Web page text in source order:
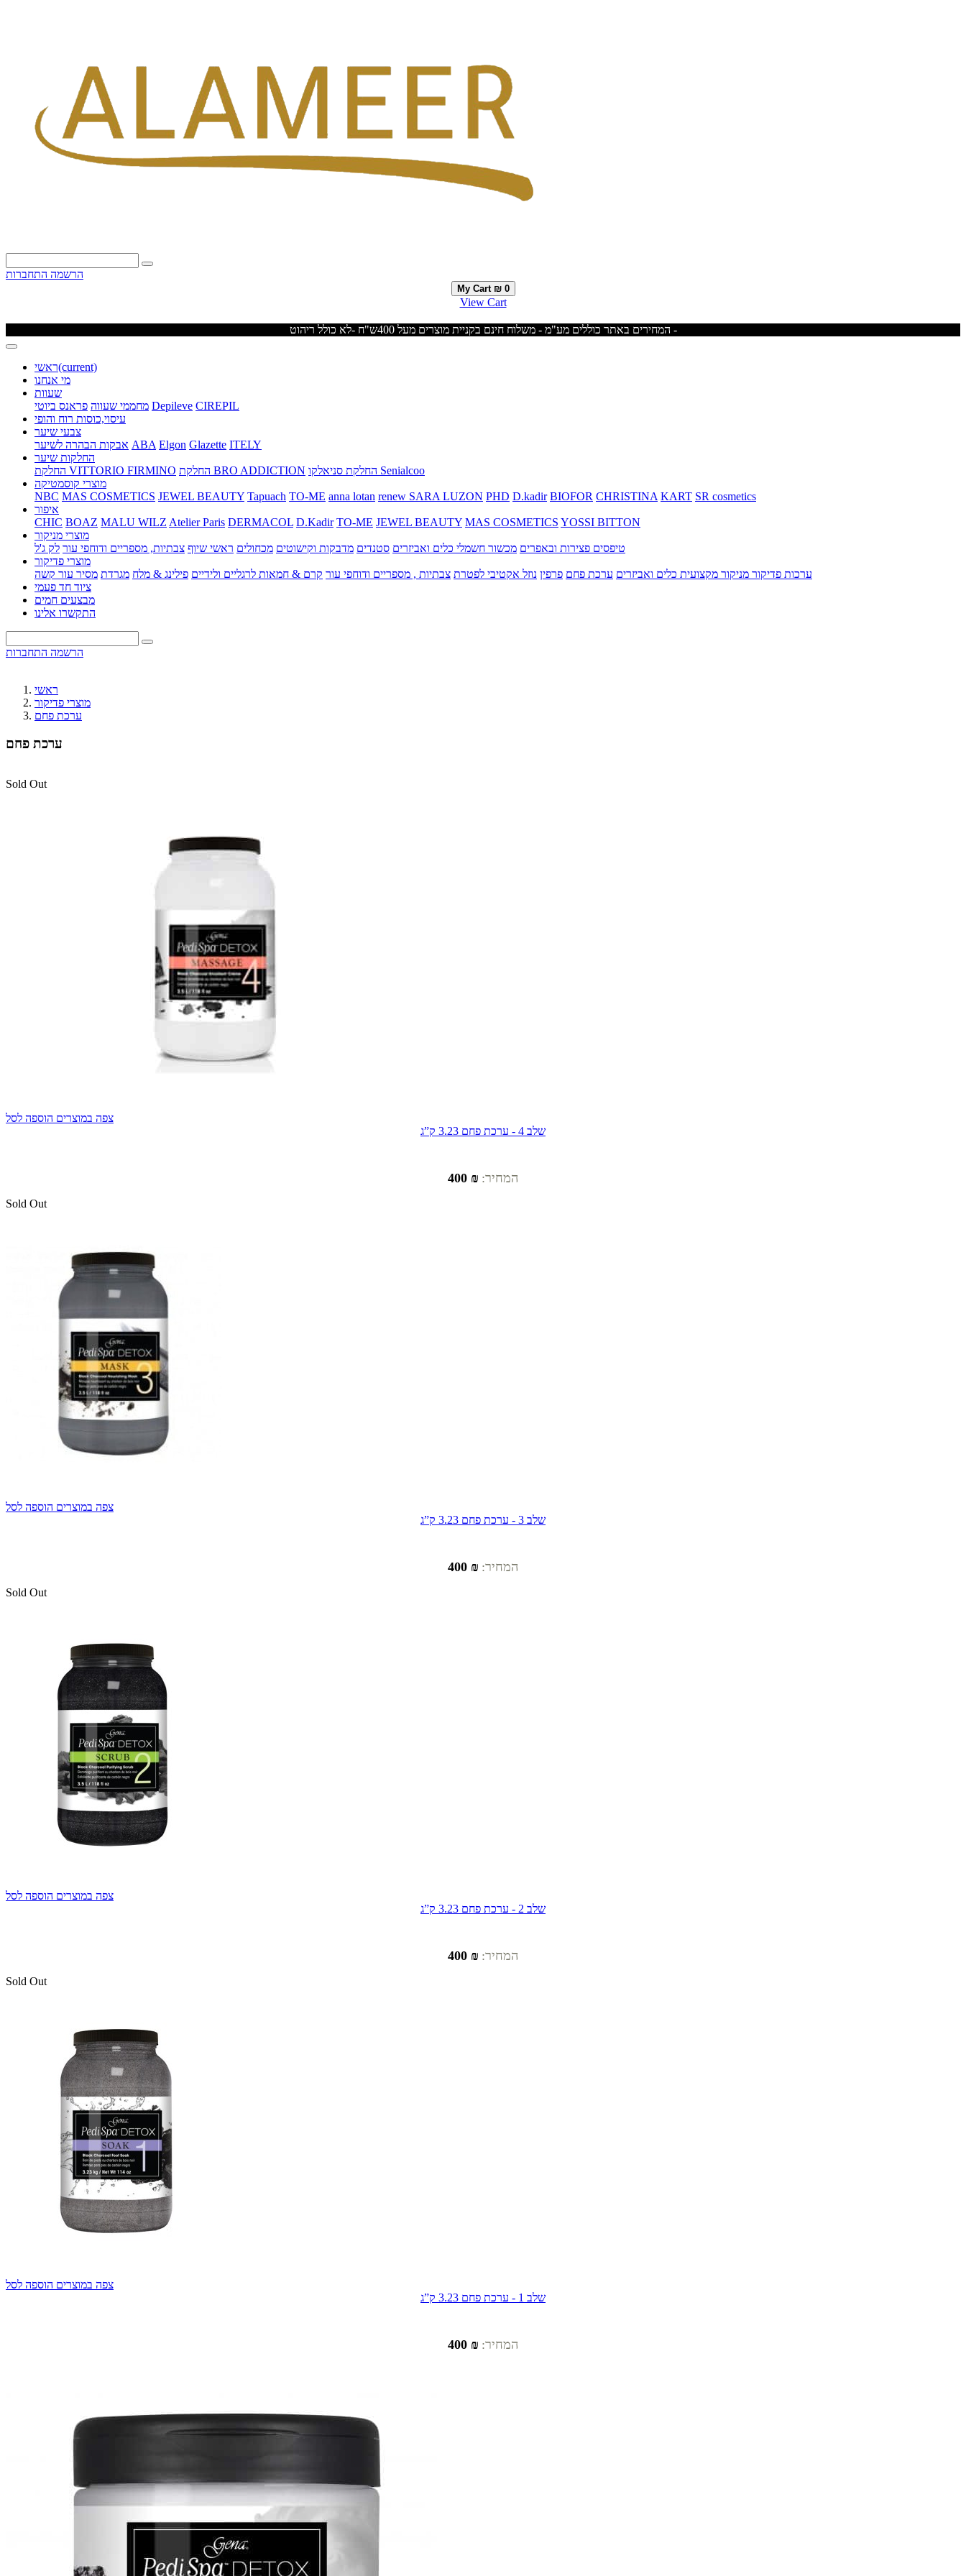
הרשמה התחברות
My Cart ₪ 0
View Cart
המחירים באתר כוללים מע"מ - משלוח חינם בקניית מוצרים מעל 400ש"ח -לא כולל ריהוט -
ראשי(current)
מי אנחנו
שעוות
מחממי שעווה פראנס ביוטי Depileve CIREPIL
עיסוי,כוסות רוח והופי
צבעי שיער
אבקות הבהרה לשיער ABA Elgon Glazette ITELY
החלקות שיער
החלקת VITTORIO FIRMINO
החלקת BRO ADDICTION
החלקת סניאלקו Senialcoo
מוצרי קוסמטיקה
NBC MAS COSMETICS JEWEL BEAUTY Tapuach TO-ME anna lotan renew SARA LUZON PHD D.kadir BIOFOR CHRISTINA KART SR cosmetics
איפור
CHIC BOAZ MALU WILZ Atelier Paris DERMACOL D.Kadir TO-ME JEWEL BEAUTY MAS COSMETICS YOSSI BITTON
מוצרי מניקור
טיפסים פצירות ובאפרים מכשור חשמלי כלים ואביזרים סטנדים מדבקות וקישוטים מכחולים ראשי שיוף צבתיות, מספריים ודוחפי עור לק ג'ל
מוצרי פדיקור
ערכות פדיקור מניקור מקצועית כלים ואביזרים ערכת פחם פרפין נוזל אקטיבי לפטרת צבתיות , מספריים ודוחפי עור קרם & חמאות לרגליים ולידיים פילינג & מלח מגרדת מסיר עור קשה
ציוד חד פעמי
מבצעים חמים
התקשרו אלינו
הרשמה התחברות
ראשי
מוצרי פדיקור
ערכת פחם
ערכת פחם
Sold Out
צפה במוצרים הוספה לסל
שלב 4 - ערכת פחם 3.23 ק”ג
המחיר: ₪ 400
Sold Out
צפה במוצרים הוספה לסל
שלב 3 - ערכת פחם 3.23 ק”ג
המחיר: ₪ 400
Sold Out
צפה במוצרים הוספה לסל
שלב 2 - ערכת פחם 3.23 ק”ג
המחיר: ₪ 400
Sold Out
צפה במוצרים הוספה לסל
שלב 1 - ערכת פחם 3.23 ק”ג
המחיר: ₪ 400